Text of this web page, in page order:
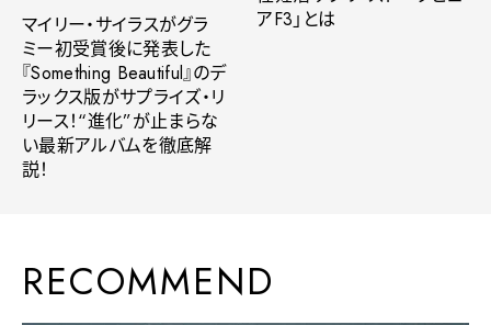
マイリー・サイラスがグラ
ミー初受賞後に発表した
『Something Beautiful』のデ
ラックス版がサプライズ・リ
リース！“進化”が止まらな
い最新アルバムを徹底解
説！
アF3」とは
RECOMMEND